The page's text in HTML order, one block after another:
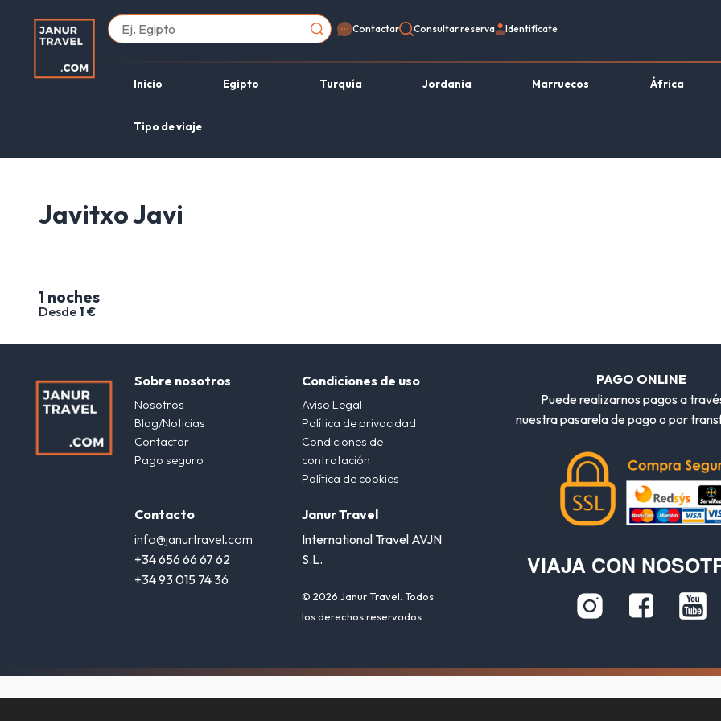
Contactar Consultar reserva Identifícate
Inicio Egipto Turquía Jordania Marruecos África
Tipo de viaje
Javitxo Javi
1 noches
Desde 1 €
Sobre nosotros
Nosotros
Blog/Noticias
Contactar
Pago seguro
Condiciones de uso
Aviso Legal
Política de privacidad
Condiciones de
contratación
Política de cookies
Contacto
info@janurtravel.com
+34 656 66 67 62
+34 93 015 74 36
Janur Travel
International Travel AVJN
S.L.
© 2026 Janur Travel. Todos
los derechos reservados.
PAGO ONLINE
Puede realizarnos pagos a
nuestra pasarela de pago o por
VIAJA CON